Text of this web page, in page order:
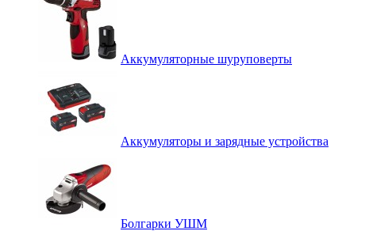
Аккумуляторные шуруповерты
Аккумуляторы и зарядные устройства
Болгарки УШМ